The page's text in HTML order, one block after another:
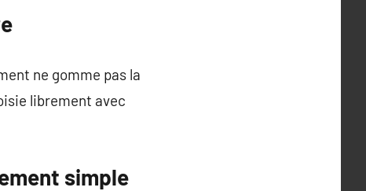
ne gomme pas la
librement avec
simple